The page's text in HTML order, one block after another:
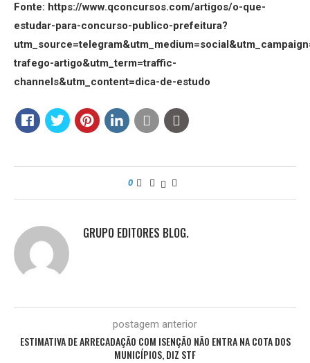
Fonte: https://www.qconcursos.com/artigos/o-que-
estudar-para-concurso-publico-prefeitura?
trafego-artigo&utm_term=traffic-
channels&utm_content=dica-de-estudo
0
GRUPO EDITORES BLOG.
postagem anterior
ESTIMATIVA DE ARRECADAÇÃO COM ISENÇÃO NÃO ENTRA NA COTA DOS
MUNICÍPIOS, DIZ STF